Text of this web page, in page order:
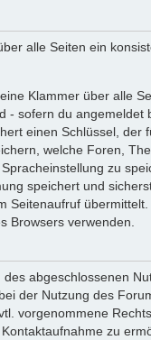
alle Seiten ein
Klammer über alle
sofern du
einen Schlüssel,
welche Foren,
zu
speichert und
Browsers verwenden.
abgeschlossenen
der Nutzung des
vorgenommene
zu